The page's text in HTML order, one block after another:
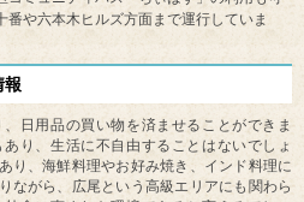
っており、ほぼどこへ行くのにもアクセ
ら東横線や銀座線、東西線などへ乗り継ぐ
3路線走っており、目黒駅と千駄ヶ谷駅行・
と品川駅高輪口行があります。広尾駅は港
コミュニティバス「ちぃばす」の利用も可
や六本木ヒルズ方面まで運行していま